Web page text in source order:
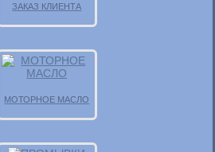
ЗАКАЗ КЛИЕНТА
МОТОРНОЕ МАСЛО